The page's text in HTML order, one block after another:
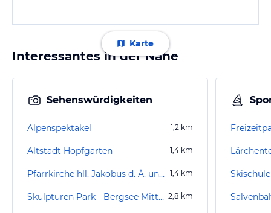
Karte
Interessantes in der Nähe
Sehenswürdigkeiten
Alpenspektakel 1,2 km
Altstadt Hopfgarten 1,4 km
Pfarrkirche hll. Jakobus d. Ä. und Leonhard 1,4 km
Skulpturen Park - Bergsee Mittermoos 2,8 km